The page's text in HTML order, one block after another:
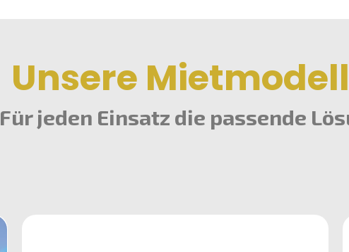
Unsere
Für jeden Einsatz die passende